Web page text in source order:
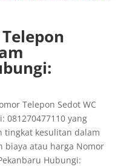
Telepon Sedot WC
081270477110 yang
tingkat kesulitan dalam
biaya atau harga Nomor
Hubungi: